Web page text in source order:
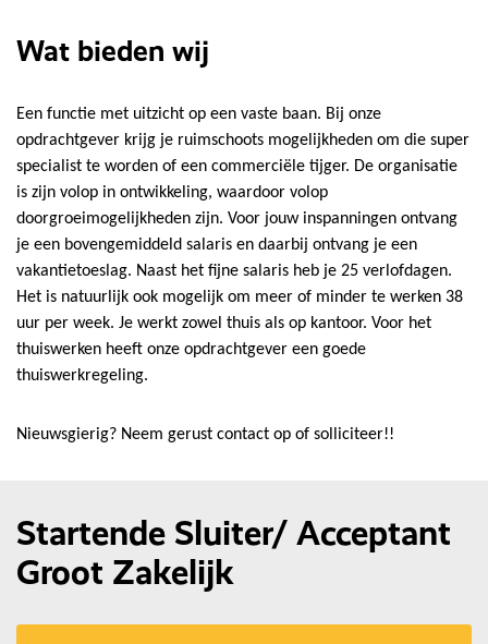
Wat bieden wij
Een functie met uitzicht op een vaste baan. Bij onze
opdrachtgever krijg je ruimschoots mogelijkheden om die super
specialist te worden of een commerciële tijger. De organisatie
is zijn volop in ontwikkeling, waardoor volop
doorgroeimogelijkheden zijn. Voor jouw inspanningen ontvang
je een bovengemiddeld salaris en daarbij ontvang je een
vakantietoeslag. Naast het fijne salaris heb je 25 verlofdagen.
Het is natuurlijk ook mogelijk om meer of minder te werken 38
uur per week. Je werkt zowel thuis als op kantoor. Voor het
thuiswerken heeft onze opdrachtgever een goede
thuiswerkregeling.
Nieuwsgierig? Neem gerust contact op of solliciteer!!
Startende Sluiter/ Acceptant
Groot Zakelijk